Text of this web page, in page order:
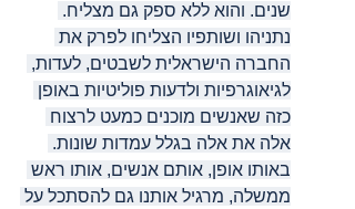
שנים. והוא ללא ספק גם מצליח.
נתניהו ושותפיו הצליחו לפרק את
החברה הישראלית לשבטים, לעדות,
לגיאוגרפיות ולדעות פוליטיות באופן
כזה שאנשים מוכנים כמעט לרצוח
אלה את אלה בגלל עמדות שונות.
באותו אופן, אותם אנשים, אותו ראש
ממשלה, מרגיל אותנו גם להסתכל על